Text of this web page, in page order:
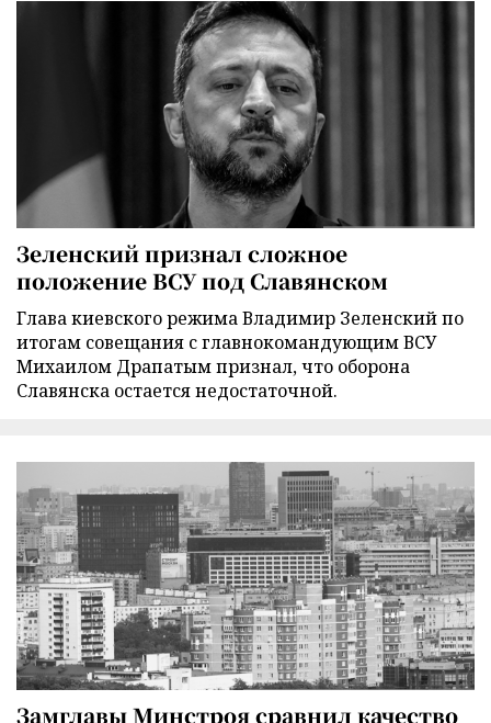
Зеленский признал сложное
положение ВСУ под Славянском
Глава киевского режима Владимир Зеленский по
итогам совещания с главнокомандующим ВСУ
Михаилом Драпатым признал, что оборона
Славянска остается недостаточной.
Замглавы Минстроя сравнил качество